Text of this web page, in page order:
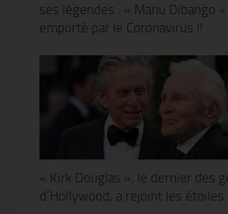
ses légendes : « Manu Dibango
emporté par le Coronavirus !!
« Kirk Douglas », le dernier des
d’Hollywood, a rejoint les étoiles !!